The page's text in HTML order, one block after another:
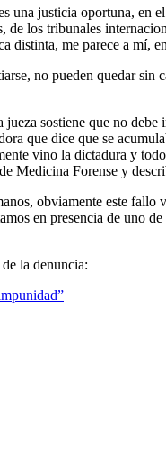
una justicia oportuna,
los tribunales
me parece a mí,
no pueden quedar
sostiene que no
que dice que se
vino la dictadura y
Forense y
obviamente este
en presencia de uno
la denuncia: